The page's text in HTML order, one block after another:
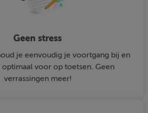
Geen stress
je eenvoudig je voortgang bij en
optimaal voor op toetsen. Geen
verrassingen meer!